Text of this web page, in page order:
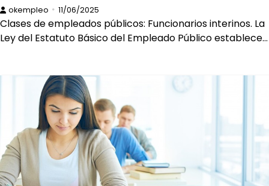
okempleo 11/06/2025
Clases de empleados públicos: Funcionarios interinos. La
Ley del Estatuto Básico del Empleado Público establece…